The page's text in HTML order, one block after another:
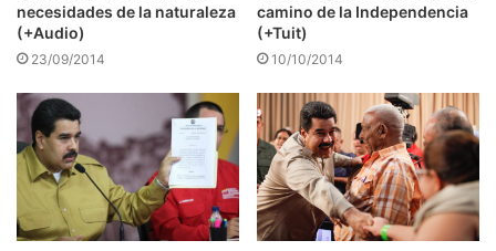
necesidades de la naturaleza
(+Audio)
23/09/2014
camino de la Independencia
(+Tuit)
10/10/2014